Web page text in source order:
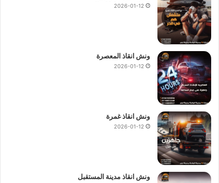
2026-01-12
ونش انقاذ المعصرة
2026-01-12
ونش انقاذ غمرة
2026-01-12
ونش انقاذ مدينة المستقبل